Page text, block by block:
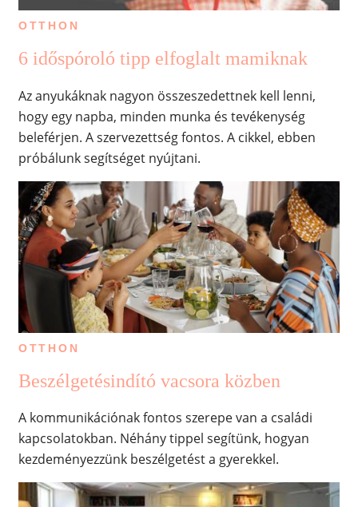
OTTHON
6 időspóroló tipp elfoglalt mamiknak
Az anyukáknak nagyon összeszedettnek kell lenni,
hogy egy napba, minden munka és tevékenység
beleférjen. A szervezettség fontos. A cikkel, ebben
próbálunk segítséget nyújtani.
OTTHON
Beszélgetésindító vacsora közben
A kommunikációnak fontos szerepe van a családi
kapcsolatokban. Néhány tippel segítünk, hogyan
kezdeményezzünk beszélgetést a gyerekkel.